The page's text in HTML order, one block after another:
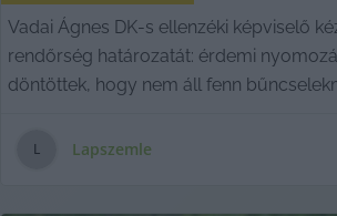
Vadai Ágnes DK-s ellenzéki képviselő
rendőrség határozatát: érdemi
döntöttek, hogy nem áll fenn
L Lapszemle